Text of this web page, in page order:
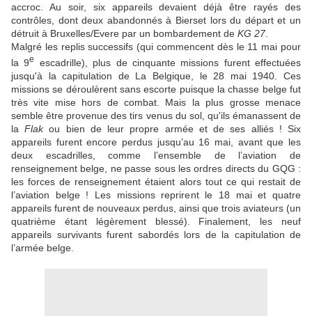
accroc. Au soir, six appareils devaient déjà être rayés des
contrôles, dont deux abandonnés à Bierset lors du départ et un
détruit à Bruxelles/Evere par un bombardement de KG 27.
Malgré les replis successifs (qui commencent dès le 11 mai pour
la 9e
escadrille), plus de cinquante missions furent effectuées
jusqu'à la capitulation de La Belgique, le 28 mai 1940. Ces
missions se déroulèrent sans escorte puisque la chasse belge fut
très vite mise hors de combat. Mais la plus grosse menace
semble être provenue des tirs venus du sol, qu'ils émanassent de
laFlakou bien de leur propre armée et de ses alliés ! Six
appareils furent encore perdus jusqu’au 16 mai, avant que les
deux escadrilles, comme l’ensemble de l’aviation de
renseignement belge, ne passe sous les ordres directs du GQG :
les forces de renseignement étaient alors tout ce qui restait de
l’aviation belge ! Les missions reprirent le 18 mai et quatre
appareils furent de nouveaux perdus, ainsi que trois aviateurs (un
quatrième étant légèrement blessé). Finalement, les neuf
appareils survivants furent sabordés lors de la capitulation de
l’armée belge.